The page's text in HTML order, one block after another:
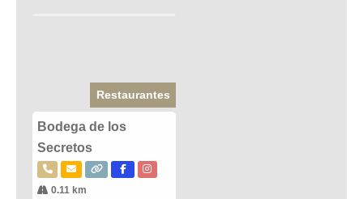
Restaurantes
Bodega de los
Secretos
0.11 km